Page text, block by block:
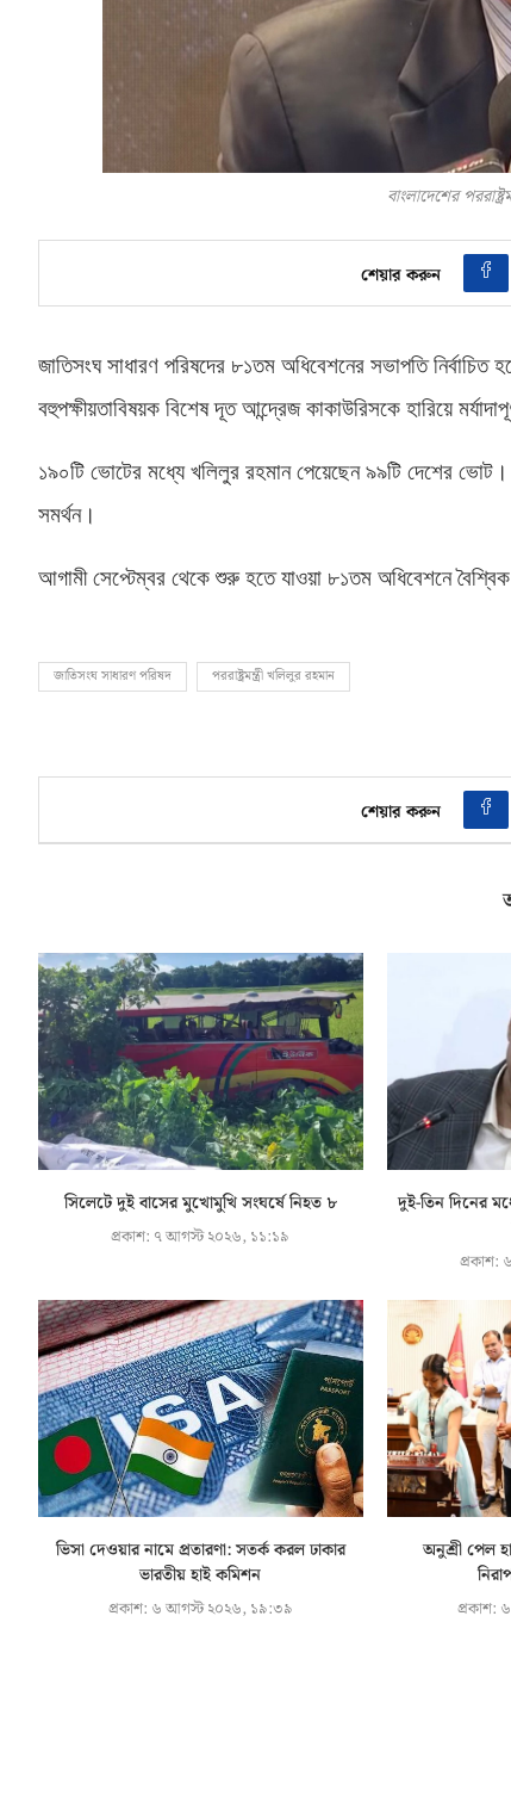
বাংলাদেশের
শেয়ার করুন
জাতিসংঘ সাধারণ পরিষদের ৮১তম অধিবেশনের সভাপতি নির্বাচিত
বহুপক্ষীয়তাবিষয়ক বিশেষ দূত আন্দ্রেজ কাকাউরিসকে হারিয়ে
১৯০টি ভোটের মধ্যে খলিলুর রহমান পেয়েছেন ৯৯টি দেশের ভোট।
সমর্থন।
আগামী সেপ্টেম্বর থেকে শুরু হতে যাওয়া ৮১তম অধিবেশনে
জাতিসংঘ সাধারণ পরিষদ পররাষ্ট্রমন্ত্রী খলিলুর রহমান
শেয়ার করুন
সিলেটে দুই বাসের মুখোমুখি সংঘর্ষে নিহত ৮
প্রকাশ: ৭ আগস্ট ২০২৬, ১১:১৯
দুই-তিন দিনের
প্রকাশ:
ভিসা দেওয়ার নামে প্রতারণা: সতর্ক করল ঢাকার
ভারতীয় হাই কমিশন
প্রকাশ: ৬ আগস্ট ২০২৬, ১৯:৩৯
অনুশ্রী পেল
প্রকাশ: